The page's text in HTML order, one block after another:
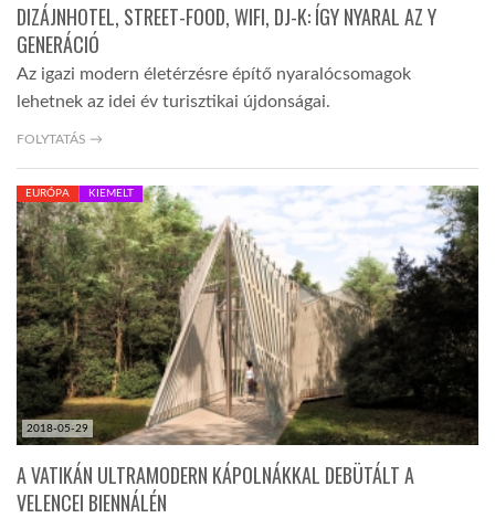
LINKTR.EE
DOBRAVERO.HU
LATIMO.HU
GLOBOBOOK
DIZÁJNHOTEL, STREET-FOOD, WIFI, DJ-K: ÍGY NYARAL AZ Y
GENERÁCIÓ
Az igazi modern életérzésre építő nyaralócsomagok
lehetnek az idei év turisztikai újdonságai.
FOLYTATÁS →
2018-05-29
EURÓPA KIEMELT
A VATIKÁN ULTRAMODERN KÁPOLNÁKKAL DEBÜTÁLT A
VELENCEI BIENNÁLÉN